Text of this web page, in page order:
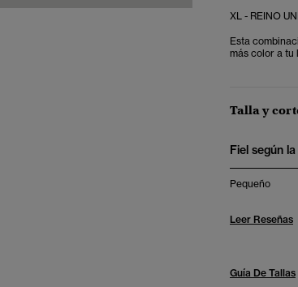
XL - REINO
Esta
más color a tu
Talla y
Fiel según
Pequeño
Leer Reseñas
Guía De Tallas